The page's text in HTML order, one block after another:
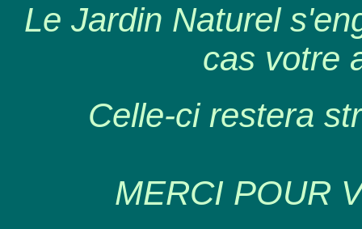
Le Jardin Naturel
cas votre
Celle-ci restera
MERCI POUR